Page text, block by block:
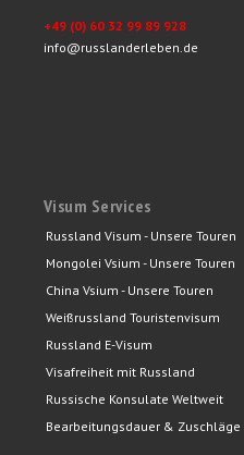
+49 (0) 60 32 99 89 928
info@russlanderleben.de
Visum Services
Russland Visum - Unsere Touren
Mongolei Vsium - Unsere Touren
China Vsium - Unsere Touren
Weißrussland Touristenvisum
Russland E-Visum
Visafreiheit mit Russland
Russische Konsulate Weltweit
Bearbeitungsdauer & Zuschläge